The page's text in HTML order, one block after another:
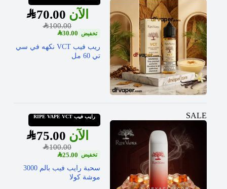
SAR100.00
SAR70.00
SAR30.00
ريب فيب VCT نكهه في سي
تي 60 مل
SALE رايب فيب RIPE VAPE VCT
SAR100.00
SAR75.00
SAR25.00
سحبة رايب فيب بالم 3000
موشة كولا